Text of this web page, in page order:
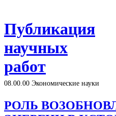
Публикация
научных
работ
08.00.00 Экономические науки
РОЛЬ